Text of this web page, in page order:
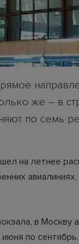
же – в
по семь
на летнее
в Москву
по сентябрь.